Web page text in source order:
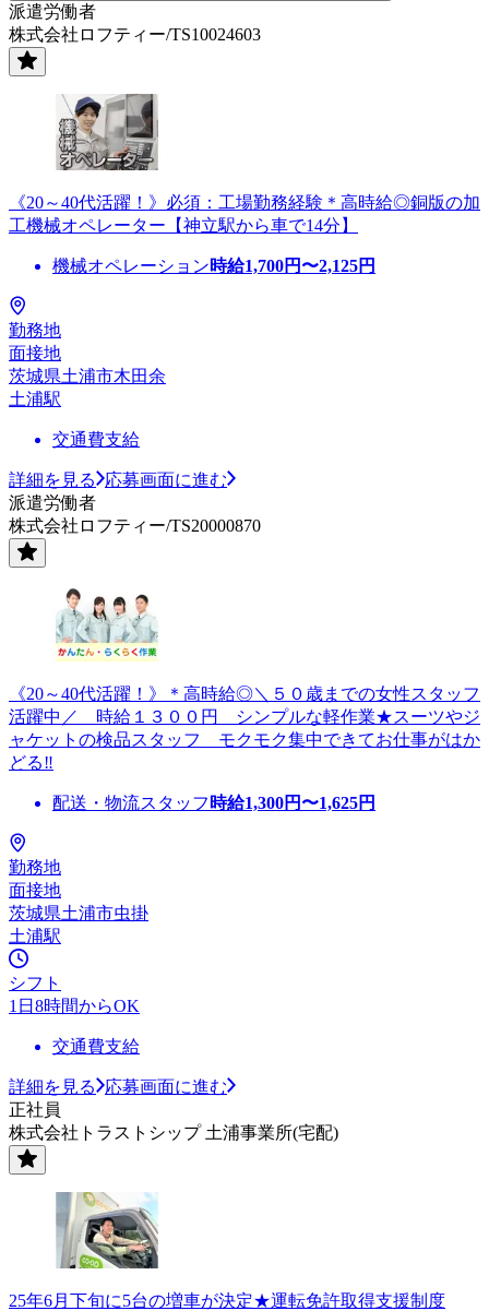
派遣労働者
株式会社ロフティー/TS10024603
《20～40代活躍！》必須：工場勤務経験＊高時給◎銅版の加
工機械オペレーター【神立駅から車で14分】
機械オペレーション時給1,700円〜2,125円
勤務地
面接地
茨城県土浦市木田余
土浦駅
交通費支給
詳細を見る
応募画面に進む
派遣労働者
株式会社ロフティー/TS20000870
《20～40代活躍！》＊高時給◎＼５０歳までの女性スタッフ
活躍中／ 時給１３００円 シンプルな軽作業★スーツやジ
ャケットの検品スタッフ モクモク集中できてお仕事がはか
どる‼
配送・物流スタッフ 時給1,300円〜1,625円
勤務地
面接地
茨城県土浦市虫掛
土浦駅
シフト
1日8時間からOK
交通費支給
詳細を見る
応募画面に進む
正社員
株式会社トラストシップ 土浦事業所(宅配)
25年6月下旬に5台の増車が決定★運転免許取得支援制度